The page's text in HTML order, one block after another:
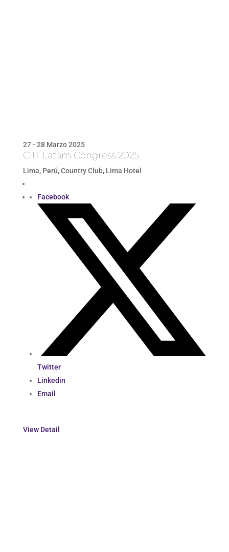
27 - 28 Marzo 2025
CIIT Latam Congress 2025
Lima, Perú, Country Club, Lima Hotel
Facebook
Twitter
Linkedin
Email
View Detail